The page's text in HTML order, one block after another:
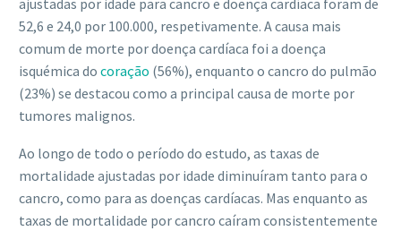
52,6 e 24,0 por 100.000, respetivamente. A causa mais
comum de morte por doença cardíaca foi a doença
isquémica do coração (56%), enquanto o cancro do pulmão
(23%) se destacou como a principal causa de morte por
tumores malignos.
Ao longo de todo o período do estudo, as taxas de
mortalidade ajustadas por idade diminuíram tanto para o
cancro, como para as doenças cardíacas. Mas enquanto as
taxas de mortalidade por cancro caíram consistentemente